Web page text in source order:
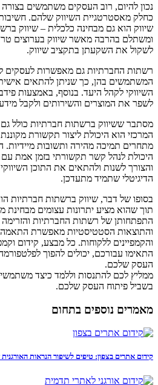
נכון להיום, רוב העסקים משתמשים
כחלק מאסטרטגיית השיווק שלהם.
שיווק הוא גם מבחינה כלכלית – שיווק
ומשתלם בהרבה מאשר שיווק בערוצים
לשקול את השקעתן בתקציב שיווק.
רשתות החברתיות גם מאפשרות לעסקים
המשתמשים בהן, כך שניתן להתאים
השיווקי לקהל היעד. בנוסף, באמצעות
לשפר את המוצרים והשירותים ולקבל
מסתבר ששיווק ברשתות חברתיות כולל גם
המרכזי הוא היכולת ליצור תקשורת
מתחרים תמיכה מהירה ותשובות מיידיות.
היכולת לנהל קשר תקשורתי בזמן אמת
והצורך לשנות ולהתאים את התוכן
הדיגיטלי שתמיד מתעדכן.
בסופו של דבר, שיווק ברשתות חברתיות
תוך שהוא מציע יתרונות עצומים מבחינת
התפתחותן של רשתות החברתיות
והתוצאות הסטטיסטיות מאפשרת התאמה
והקמפיינים ללקוחות. כל מבצע, קידום
התאימו עבורכם, יכולים להפוך לפלטפורמה
העסק שלכם.
ממליץ לכם להתנסות וללמד כיצד
בשביל פיתוח העסק שלכם.
מאמרים נוספים בתחום
קידום אתרים בצפון: טיפים לשיפור הנראות